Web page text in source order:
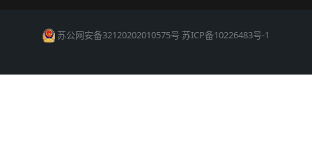
苏公网安备32120202010575号 苏ICP备10226483号-1